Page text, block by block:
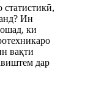
Ин
ки
вақти
дар